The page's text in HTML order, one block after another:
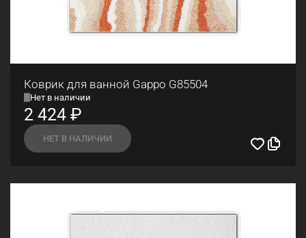
Коврик для ванной Gappo G85504
Нет в наличии
2 424₽
НЕТ В НАЛИЧИИ